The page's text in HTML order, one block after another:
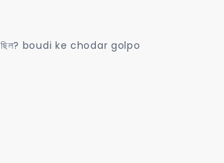
দরকার ছিল? boudi ke chodar golpo